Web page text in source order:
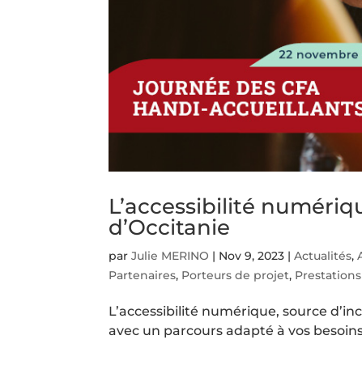
L’accessibilité
d’Occitanie
parJulie MERINO | Nov 9, 2023 |Actualités,
Partenaires, Porteurs de projet, Prestations
L’accessibilité numérique, source
avec un parcours adapté à vos